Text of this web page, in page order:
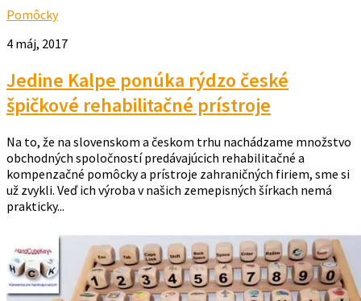
Pomôcky
4 máj, 2017
Jedine Kalpe ponúka rýdzo české
špičkové rehabilitačné prístroje
Na to, že na slovenskom a českom trhu nachádzame množstvo
obchodných spoločností predávajúcich rehabilitačné a
kompenzačné pomôcky a prístroje zahraničných firiem, sme si
už zvykli. Veď ich výroba v našich zemepisných šírkach nemá
prakticky...